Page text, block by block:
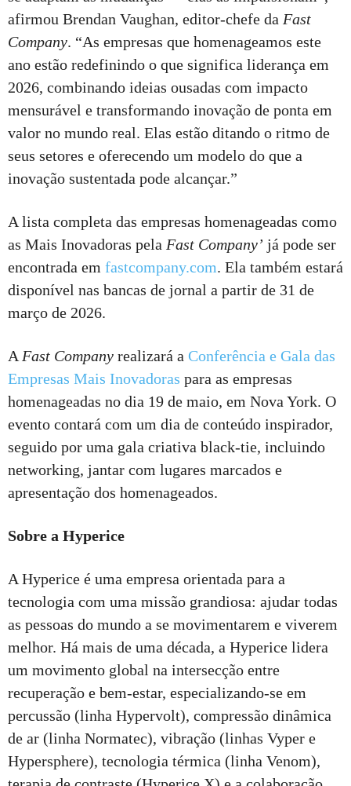
afirmou Brendan Vaughan, editor-chefe da Fast
Company. “As empresas que homenageamos este
ano estão redefinindo o que significa liderança em
2026, combinando ideias ousadas com impacto
mensurável e transformando inovação de ponta em
valor no mundo real. Elas estão ditando o ritmo de
seus setores e oferecendo um modelo do que a
inovação sustentada pode alcançar.”
A lista completa das empresas homenageadas como
as Mais Inovadoras pela Fast Company’ já pode ser
encontrada em fastcompany.com. Ela também estará
disponível nas bancas de jornal a partir de 31 de
março de 2026.
A Fast Company realizará a Conferência e Gala das
Empresas Mais Inovadoras para as empresas
homenageadas no dia 19 de maio, em Nova York. O
evento contará com um dia de conteúdo inspirador,
seguido por uma gala criativa black-tie, incluindo
networking, jantar com lugares marcados e
apresentação dos homenageados.
Sobre a Hyperice
A Hyperice é uma empresa orientada para a
tecnologia com uma missão grandiosa: ajudar todas
as pessoas do mundo a se movimentarem e viverem
melhor. Há mais de uma década, a Hyperice lidera
um movimento global na intersecção entre
recuperação e bem-estar, especializando-se em
percussão (linha Hypervolt), compressão dinâmica
de ar (linha Normatec), vibração (linhas Vyper e
Hypersphere), tecnologia térmica (linha Venom),